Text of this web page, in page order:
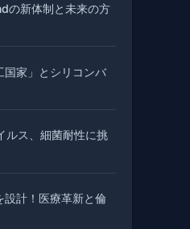
の新体制と未来の方
国家」とシリコンバ
ルス、細菌耐性に挑
計！医療革新と倫